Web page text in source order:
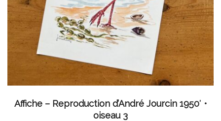
AJOUTER AU PANIER
Affiche – Reproduction d’André Jourcin 1950′ •
oiseau 3